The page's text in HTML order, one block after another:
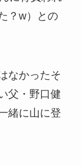
？w）との
なかったそ
父・野口健
緒に山に登